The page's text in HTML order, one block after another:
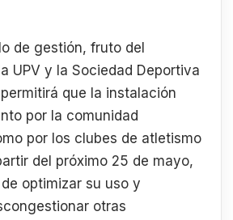
de gestión, fruto del
UPV y la Sociedad Deportiva
que la instalación
por la comunidad
por los clubes de atletismo
del próximo 25 de mayo,
optimizar su uso y
otras